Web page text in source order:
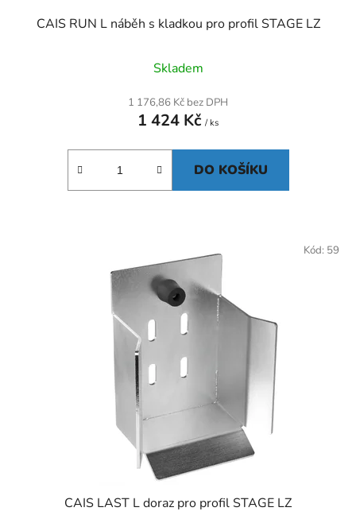
CAIS RUN L náběh s kladkou pro profil STAGE LZ
Skladem
1 176,86 Kč bez DPH
1 424 Kč / ks
DO KOŠÍKU
CAIS LAST L doraz pro profil STAGE LZ
Kód: 59